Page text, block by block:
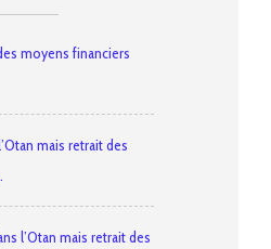
moyens financiers
mais retrait des
l’Otan mais retrait des